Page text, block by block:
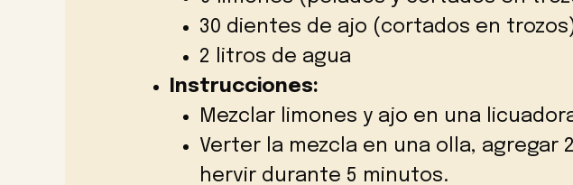
30 dientes de ajo (cortados en
2 litros de agua
Instrucciones:
Mezclar limones y ajo en una
Verter la mezcla en una olla, agregar
hervir durante 5 minutos.